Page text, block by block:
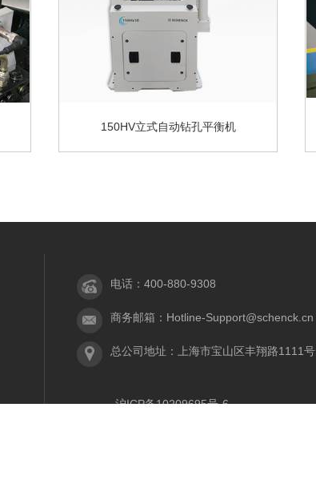
150HV立式自动钻孔平衡机
电话：400-880-9308
商务邮箱：Hotline-Support@schenck.cn
总公司地址：上海市宝山区丰翔路1111号
沪ICP备10209695号-6